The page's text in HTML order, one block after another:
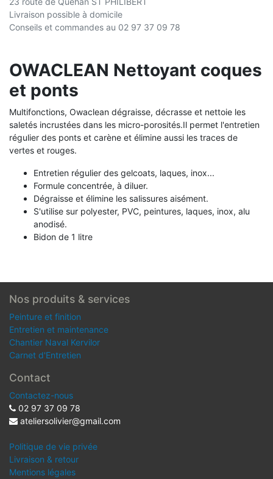
Livraison possible à domicile
Conseils et commandes au 02 97 37 09 78
OWACLEAN Nettoyant coques
et ponts
Multifonctions, Owaclean dégraisse, décrasse et nettoie les
saletés incrustées dans les micro-porosités.Il permet l'entretien
régulier des ponts et carène et élimine aussi les traces de
vertes et rouges.
Entretien régulier des gelcoats, laques, inox...
Formule concentrée, à diluer.
Dégraisse et élimine les salissures aisément.
S'utilise sur polyester, PVC, peintures, laques, inox, alu
anodisé.
Bidon de 1 litre
Nos produits & services
Peinture et finition
Entretien et maintenance
Chantier Naval Kervilor
Carnet d'Entretien
Contact
Contactez-nous
02 97 37 09 78
ateliersolivier@gmail.com
Politique de vie privée
Livraison & retour
Mentions légales